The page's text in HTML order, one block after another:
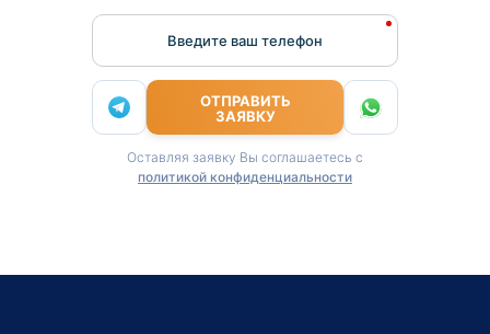
Введите ваш телефон
ОТПРАВИТЬ
ЗАЯВКУ
Оставляя заявку Вы соглашаетесь с
политикой конфиденциальности